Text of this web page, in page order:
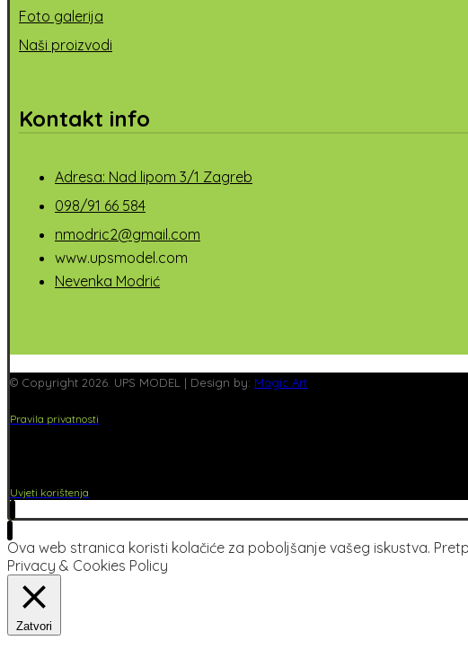
Foto galerija
Naši proizvodi
Kontakt info
Adresa: Nad lipom 3/1 Zagreb
098/91 66 584
nmodric2@gmail.com
www.upsmodel.com
Nevenka Modrić
© Copyright 2026. UPS MODEL | Design by: Magic Art
Pravila privatnosti
Uvjeti korištenja
Ova web stranica koristi kolačiće za poboljšanje vašeg iskustva.
Privacy & Cookies Policy
Zatvori